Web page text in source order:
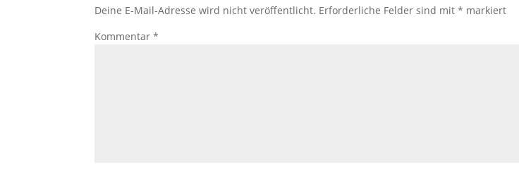
Deine E-Mail-Adresse wird nicht veröffentlicht. Erforderliche Felder sind mit* markiert
Kommentar*